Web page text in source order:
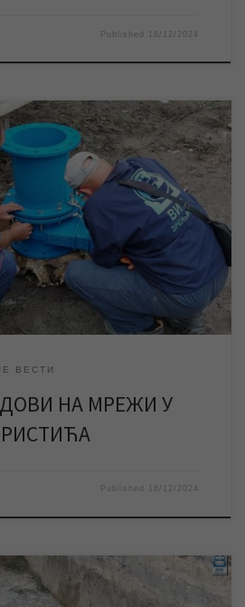
Published 18/12/2024
Зрењанин ће у уторак изводити
Бригадира Ристића, због чега ће у
преподневним часовима доћи до
У уторак 17. децембра ЈКП
Зрењанин изводиће радове на
мрежи у насељу […]
ВЕСТИ
НА МРЕЖИ У
Published 16/12/2024